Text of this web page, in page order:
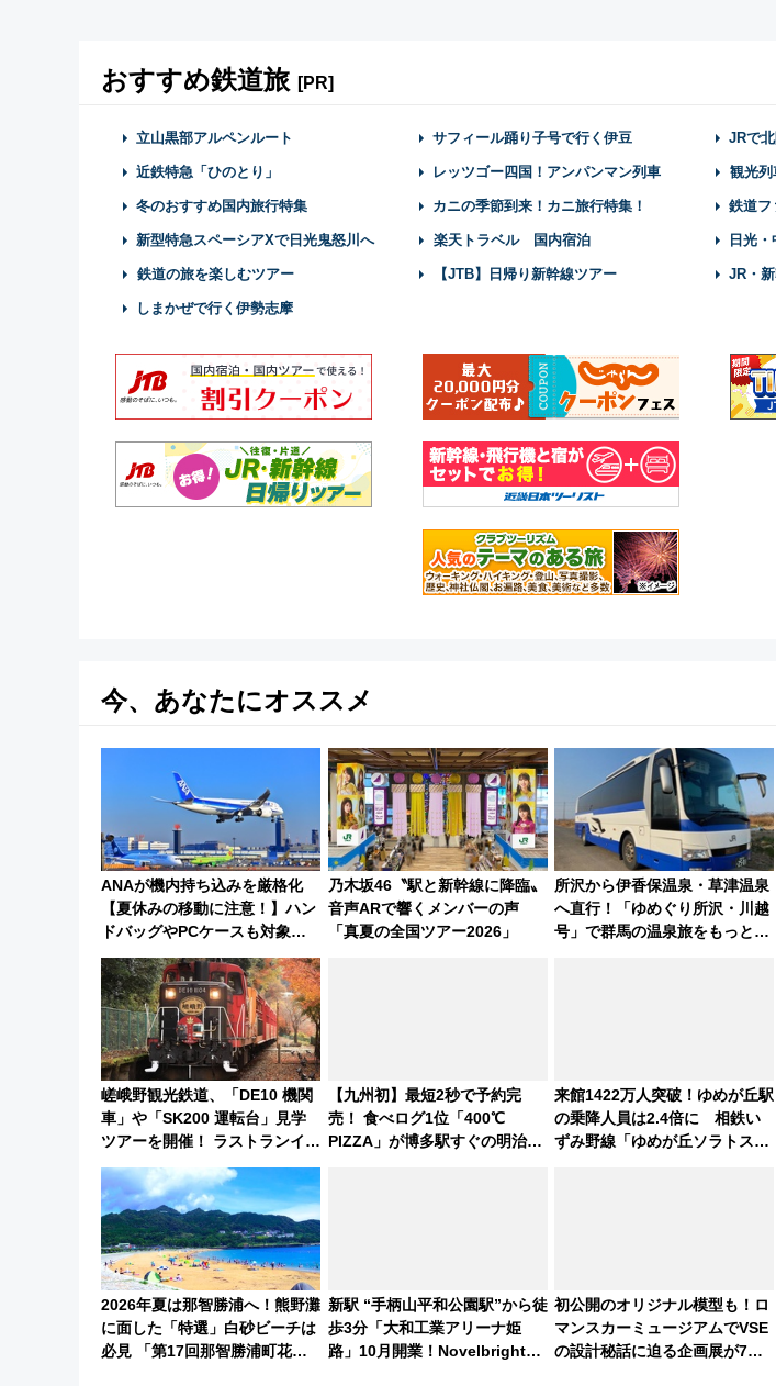
おすすめ鉄道旅 [PR]
立山黒部アルペンルート サフィール踊り子号で行く伊豆 JRで
近鉄特急「ひのとり」 レッツゴー四国！アンパンマン列車 観光列
冬のおすすめ国内旅行特集 カニの季節到来！カニ旅行特集！ 鉄道フ
新型特急スペーシアXで日光鬼怒川へ 楽天トラベル 国内宿泊 日光
鉄道の旅を楽しむツアー 【JTB】日帰り新幹線ツアー JR・
しまかぜで行く伊勢志摩
今、あなたにオススメ
ANAが機内持ち込みを厳格化
【夏休みの移動に注意！】ハン
ドバッグやPCケースも対象の
「身の回り品」新サイズ制限
(40×30×20cm)おさらい
乃木坂46〝駅と新幹線に降臨〟
音声ARで響くメンバーの声
「真夏の全国ツアー2026」
所沢から伊香保温泉・草津温泉
へ直行！「ゆめぐり所沢・川越
号」で群馬の温泉旅をもっと気
嵯峨野観光鉄道、「DE10 機関
車」や「SK200 運転台」見学
ツアーを開催！ ラストランイベ
ントの一環で激レア体験できち
ゃうかも 参加方法やスケジュー
ルをご紹介
【九州初】最短2秒で予約完
売！ 食べログ1位「400℃
PIZZA」が博多駅すぐの明治公
来館1422万人突破！ゆめが丘駅
の乗降人員は2.4倍に 相鉄い
ずみ野線「ゆめが丘ソラトス」
2026年夏は那智勝浦へ！熊野灘
に面した「特選」白砂ビーチは
必見 「第17回那智勝浦町花火
新駅 “手柄山平和公園駅”から徒
歩3分「大和工業アリーナ姫
路」10月開業！Novelbright公
初公開のオリジナル模型も！ロ
マンスカーミュージアムでVSE
の設計秘話に迫る企画展が7月